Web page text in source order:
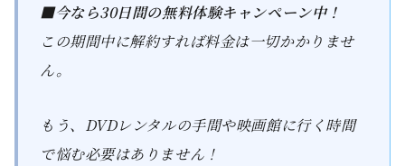
■今なら30日間の無料体験キャンペーン中！
この期間中に解約すれば料金は一切かかりませ
ん。
もう、DVDレンタルの手間や映画館に行く時間
で悩む必要はありません！